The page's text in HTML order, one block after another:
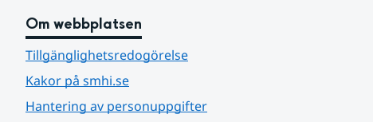
Om webbplatsen
Tillgänglighetsredogörelse
Kakor på smhi.se
Hantering av personuppgifter